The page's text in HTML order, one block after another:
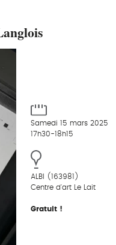
Samedi 15 mars 2025
17h30-18h15
ALBI (163981)
Centre d'art Le Lait
Gratuit !